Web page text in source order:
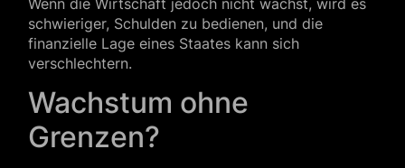
schwieriger, Schulden zu bedienen, und die
finanzielle Lage eines Staates kann sich
verschlechtern.
Wachstum ohne
Grenzen?